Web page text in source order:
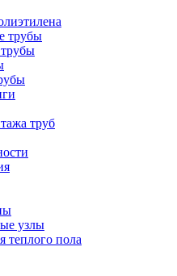
трубы
труб
узлы
теплого пола